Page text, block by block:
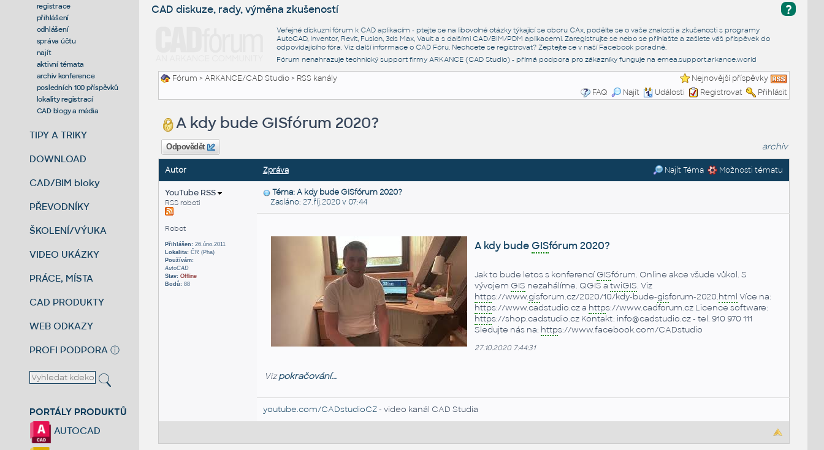
registrace
přihlášení
odhlášení
správa účtu
najít
aktivní témata
archiv konference
posledních 100 příspěvků
lokality registrací
CAD blogy a média
TIPY A TRIKY
DOWNLOAD
CAD/BIM bloky
PŘEVODNÍKY
ŠKOLENÍ/VÝUKA
VIDEO UKÁZKY
PRÁCE, MÍSTA
CAD PRODUKTY
WEB ODKAZY
PROFI PODPORA ⓘ
PORTÁLY PRODUKTŮ
AUTOCAD
?
CAD diskuze, rady, výměna zkušeností
Veřejné diskuzní fórum k CAD aplikacím - ptejte se na libovolné otázky týkající se oboru CAx, podělte se o vaše znalosti a zkušenosti s programy
AutoCAD, Inventor, Revit, Fusion, 3ds Max, Vault a s dalšími CAD/BIM/PDM aplikacemi. Zaregistrujte se nebo se přihlašte a zašlete váš příspěvek do
odpovídajícího fóra. Viz další informace o CAD Fóru. Nechcete se registrovat? Zeptejte se v naší Facebook poradně.
Fórum nenahrazuje technický support firmy ARKANCE (CAD Studio) - přímá podpora pro zákazníky funguje na emea.support.arkance.world
Fórum >ARKANCE/CAD Studio> RSS kanály
Nejnovější příspěvky
FAQ
Najít Události Registrovat Přihlásit
A kdy bude GISfórum 2020?
Odpovědět archiv
Autor Zpráva Najít Téma Možnosti tématu
YouTube RSS
RSS roboti
Robot
Přihlášen:26.úno.2011
Lokalita:ČR (Pha)
Používám:
AutoCAD
Stav: Offline
Bodů:88
Téma: A kdy bude GISfórum 2020?
Zasláno: 27.říj.2020 v 07:44
A kdy budeGISfórum 2020?
Jak to bude letos s konferencíGISfórum. Online akce všude vůkol. S
vývojem GIS nezahálíme. QGIS a twiGIS. Viz
https://www.gisforum.cz/2020/10/kdy-bude-gisforum-2020.html Více na:
https://www.cadstudio.cz a https://www.cadforum.cz Licence software:
https://shop.cadstudio.cz Kontakt: info@cadstudio.cz - tel. 910 970 111
Sledujte nás na: https://www.facebook.com/CADstudio
27.10.2020 7:44:31
Vizpokračování...
youtube.com/CADstudioCZ- video kanál CAD Studia